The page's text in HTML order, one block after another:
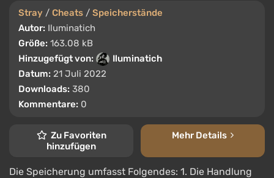
Stray / Cheats / Speicherstände
Autor: Iluminatich
Größe: 163.08 kB
Hinzugefügt von:
Iluminatich
Datum: 21 Juli 2022
Downloads: 380
Kommentare: 0
Zu Favoriten
hinzufügen
Mehr Details
Die Speicherung umfasst Folgendes: 1. Die Handlung